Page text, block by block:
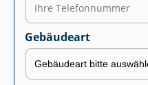
Gebäudeart